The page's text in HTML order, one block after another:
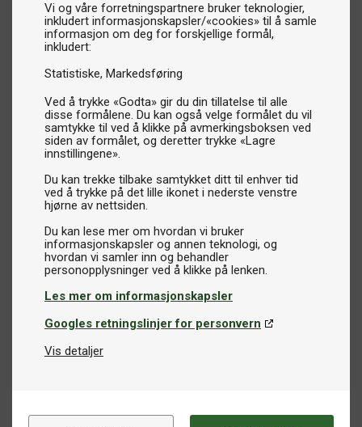
Vi og våre forretningspartnere bruker teknologier,
inkludert informasjonskapsler/«cookies» til å samle
informasjon om deg for forskjellige formål,
inkludert:
Statistiske Markedsføring
Ved å trykke «Godta» gir du din tillatelse til alle
disse formålene. Du kan også velge formålet du vil
samtykke til ved å klikke på avmerkingsboksen ved
siden av formålet, og deretter trykke «Lagre
innstillingene».
Du kan trekke tilbake samtykket ditt til enhver tid
ved å trykke på det lille ikonet i nederste venstre
hjørne av nettsiden.
Du kan lese mer om hvordan vi bruker
informasjonskapsler og annen teknologi, og
hvordan vi samler inn og behandler
Les mer om informasjonskapsler
Googles retningslinjer for personvern
Vis detaljer